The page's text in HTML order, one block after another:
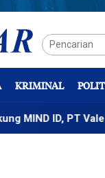
KRIMINAL
ID, PT Vale